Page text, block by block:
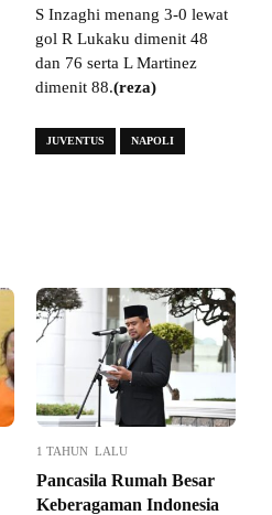
S Inzaghi menang 3-0 lewat
gol R Lukaku dimenit 48
dan 76 serta L Martinez
dimenit 88.(reza)
JUVENTUS NAPOLI
1 TAHUN LALU
Pancasila Rumah Besar
Keberagaman Indonesia